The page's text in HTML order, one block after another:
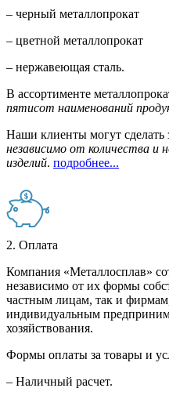
– черный металлопрокат
– цветной металлопрокат
– нержавеющая сталь.
В ассортименте
пятисот наименований
Наши клиенты могут сделать
независимо от количества и
изделий. подробнее...
2. Оплата
Компания «Металлосплав»
независимо от их формы
частным лицам, так и
индивидуальным
хозяйствования.
Формы оплаты за товары и
– Наличный расчет.